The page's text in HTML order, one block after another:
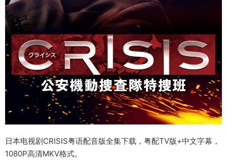
日本电视剧CRISIS粤语配音版全集下载，粤配TV版+中文字幕，
1080P高清MKV格式。